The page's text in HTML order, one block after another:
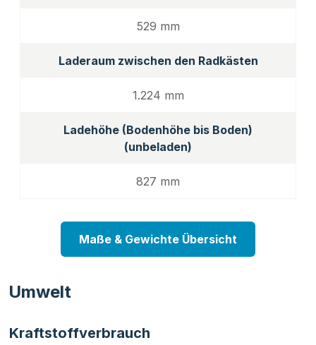
529 mm
Laderaum zwischen den Radkästen
1.224 mm
Ladehöhe (Bodenhöhe bis Boden)
(unbeladen)
827 mm
Maße & Gewichte Übersicht
Umwelt
Kraftstoffverbrauch